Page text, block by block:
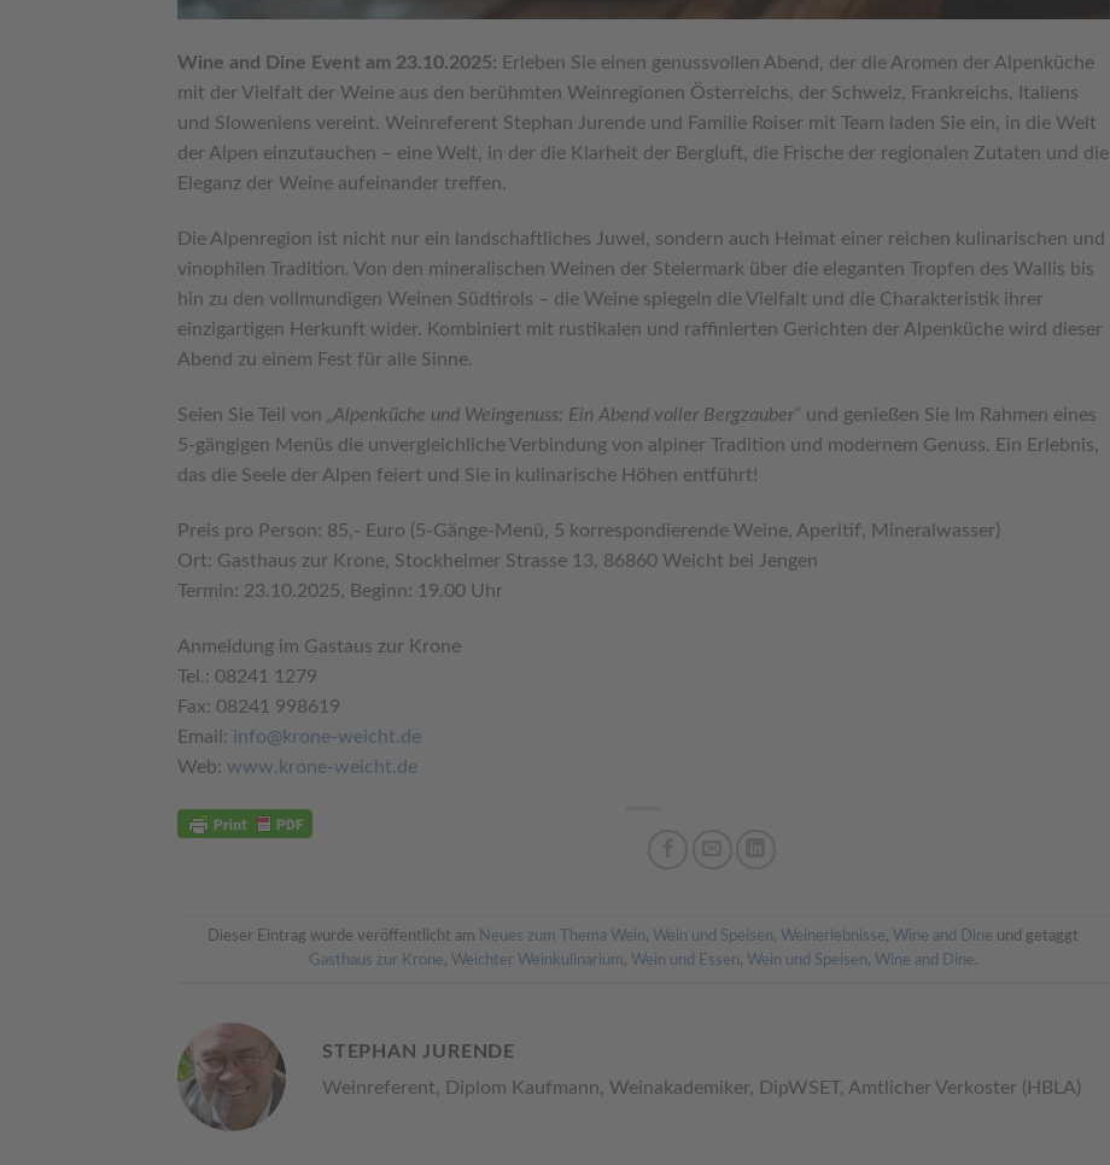
Wine and Dine Event am 23.10.2025: Erleben Sie einen genussvollen Abend, der die Aromen der Alpenküche
mit der Vielfalt der Weine aus den berühmten Weinregionen Österreichs, der Schweiz, Frankreichs, Italiens
und Sloweniens vereint. Weinreferent Stephan Jurende und Familie Roiser mit Team laden Sie ein, in die Welt
der Alpen einzutauchen – eine Welt, in der die Klarheit der Bergluft, die Frische der regionalen Zutaten und die
Eleganz der Weine aufeinander treffen.
Die Alpenregion ist nicht nur ein landschaftliches Juwel, sondern auch Heimat einer reichen kulinarischen und
vinophilen Tradition. Von den mineralischen Weinen der Steiermark über die eleganten Tropfen des Wallis bis
hin zu den vollmundigen Weinen Südtirols – die Weine spiegeln die Vielfalt und die Charakteristik ihrer
einzigartigen Herkunft wider. Kombiniert mit rustikalen und raffinierten Gerichten der Alpenküche wird dieser
Abend zu einem Fest für alle Sinne.
Seien Sie Teil von „Alpenküche und Weingenuss: Ein Abend voller Bergzauber“ und genießen Sie Im Rahmen eines
5-gängigen Menüs die unvergleichliche Verbindung von alpiner Tradition und modernem Genuss. Ein Erlebnis,
das die Seele der Alpen feiert und Sie in kulinarische Höhen entführt!
Preis pro Person: 85,- Euro (5-Gänge-Menü, 5 korrespondierende Weine, Aperitif, Mineralwasser)
Ort: Gasthaus zur Krone, Stockheimer Strasse 13, 86860 Weicht bei Jengen
Termin: 23.10.2025, Beginn: 19.00 Uhr
Anmeldung im Gastaus zur Krone
Tel.: 08241 1279
Fax: 08241 998619
Email: info@krone-weicht.de
Web: www.krone-weicht.de
Dieser Eintrag wurde veröffentlicht am Neues zum Thema Wein, Wein und Speisen, Weinerlebnisse, Wine and Dine und getaggt
Gasthaus zur Krone, Weichter Weinkulinarium, Wein und Essen, Wein und Speisen, Wine and Dine.
STEPHAN JURENDE
Weinreferent, Diplom Kaufmann, Weinakademiker, DipWSET, Amtlicher Verkoster (HBLA)